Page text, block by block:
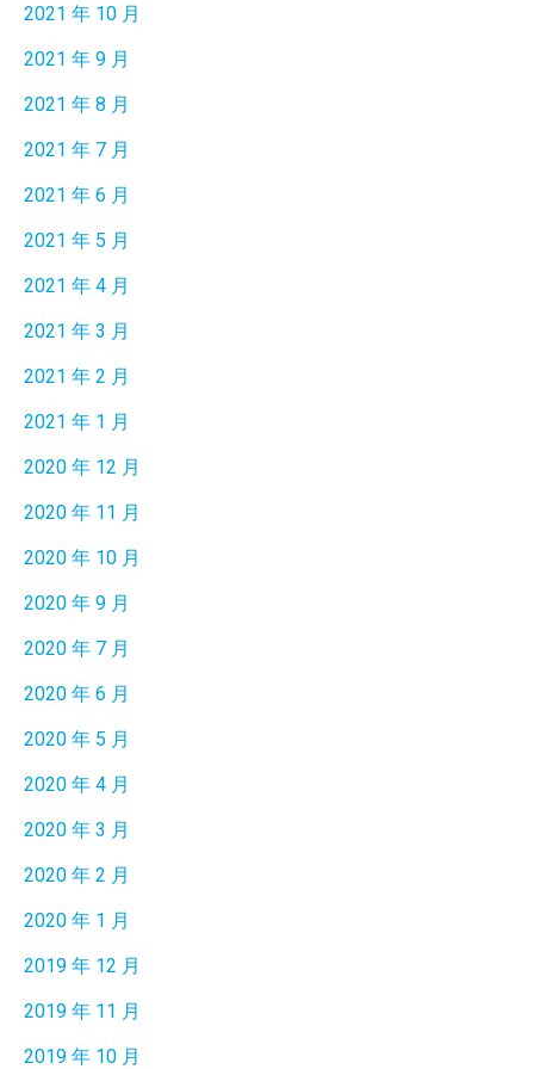
2021 年 10 月
2021 年 9 月
2021 年 8 月
2021 年 7 月
2021 年 6 月
2021 年 5 月
2021 年 4 月
2021 年 3 月
2021 年 2 月
2021 年 1 月
2020 年 12 月
2020 年 11 月
2020 年 10 月
2020 年 9 月
2020 年 7 月
2020 年 6 月
2020 年 5 月
2020 年 4 月
2020 年 3 月
2020 年 2 月
2020 年 1 月
2019 年 12 月
2019 年 11 月
2019 年 10 月